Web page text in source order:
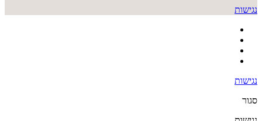
נגישות
נגישות
סגור